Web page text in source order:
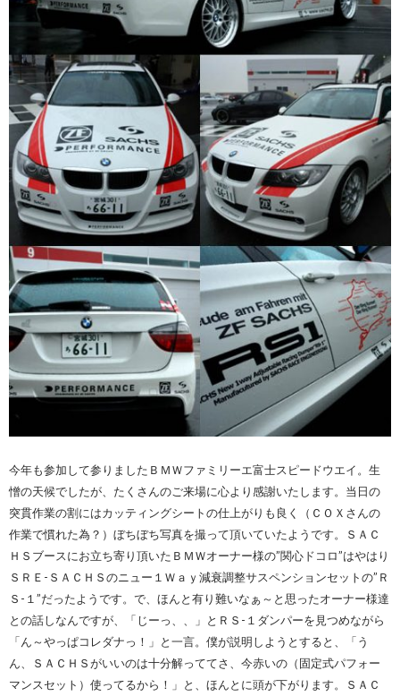
今年も参加して参りましたＢＭＷファミリーエ富士スピードウエイ。生
憎の天候でしたが、たくさんのご来場に心より感謝いたします。当日の
突貫作業の割にはカッティングシートの仕上がりも良く（ＣＯＸさんの
作業で慣れた為？）ぼちぼち写真を撮って頂いていたようです。ＳＡＣ
ＨＳブースにお立ち寄り頂いたＢＭＷオーナー様の”関心ドコロ”はやはり
ＳＲＥ-ＳＡＣＨＳのニュー１Ｗａｙ減衰調整サスペンションセットの”Ｒ
Ｓ-１”だったようです。で、ほんと有り難いなぁ～と思ったオーナー様達
との話しなんですが、「じーっ、、」とＲＳ-１ダンパーを見つめながら
「ん～やっぱコレダナっ！」と一言。僕が説明しようとすると、「う
ん、ＳＡＣＨＳがいいのは十分解っててさ、今赤いの（固定式パフォー
マンスセット）使ってるから！」と、ほんとに頭が下がります。ＳＡＣ